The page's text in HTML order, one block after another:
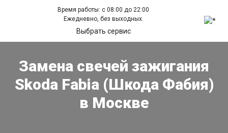
Время работы: с 08:00 до 22:00
Ежедневно, без выходных.
Выбрать сервис
Замена свечей зажигания
Skoda Fabia (Шкода Фабия)
в Москве